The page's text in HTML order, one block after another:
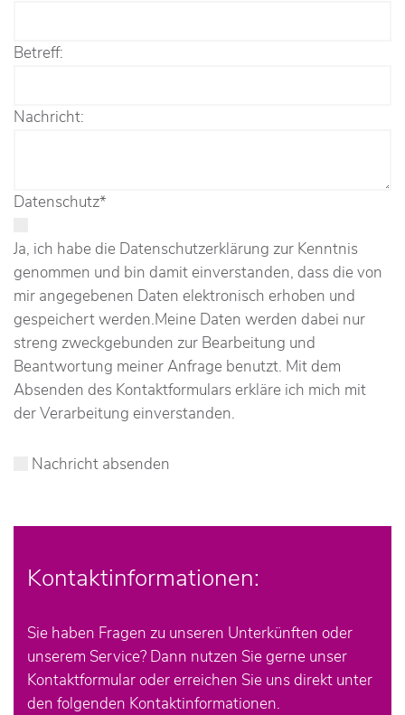
Betreff:
Nachricht:
Datenschutz*
Ja, ich habe die Datenschutzerklärung zur Kenntnis
genommen und bin damit einverstanden, dass die von
mir angegebenen Daten elektronisch erhoben und
gespeichert werden.Meine Daten werden dabei nur
streng zweckgebunden zur Bearbeitung und
Beantwortung meiner Anfrage benutzt. Mit dem
Absenden des Kontaktformulars erkläre ich mich mit
der Verarbeitung einverstanden.
Nachricht absenden
Kontaktinformationen:
Sie haben Fragen zu unseren Unterkünften oder
unserem Service? Dann nutzen Sie gerne unser
Kontaktformular oder erreichen Sie uns direkt unter
den folgenden Kontaktinformationen.